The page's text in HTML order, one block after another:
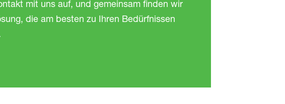
mit uns auf, und gemeinsam finden wir
die am besten zu Ihren Bedürfnissen